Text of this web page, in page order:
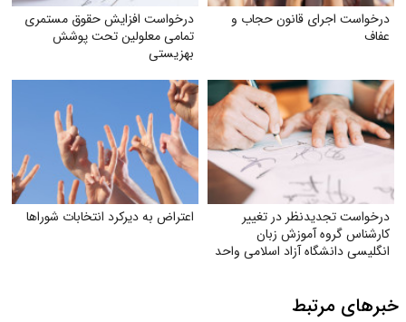
درخواست اجرای قانون حجاب و
عفاف
درخواست افزایش حقوق مستمری
تمامی معلولین تحت پوشش
بهزیستی
درخواست تجدیدنظر در تغییر
کارشناس گروه آموزش زبان
انگلیسی دانشگاه آزاد اسلامی واحد
اعتراض به دیرکرد انتخابات شوراها
خبرهای مرتبط